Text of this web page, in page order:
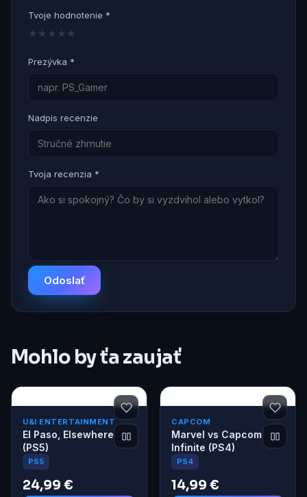
Tvoje hodnotenie *
★
★
★
★
★
Prezývka *
Nadpis recenzie
Tvoja recenzia *
Odoslať
Mohlo by ťa zaujať
U&I ENTERTAINMENT
El Paso, Elsewhere
(PS5)
PS5
24,99 €
CAPCOM
Marvel vs Capcom
Infinite (PS4)
PS4
14,99 €